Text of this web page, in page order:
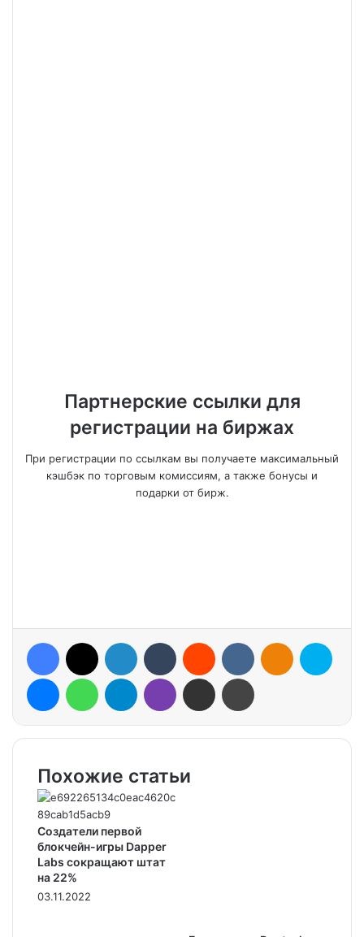
Партнерские ссылки для
регистрации на биржах
При регистрации по ссылкам вы получаете максимальный
кэшбэк по торговым комиссиям, а также бонусы и
подарки от бирж.
Похожие статьи
Создатели первой
блокчейн-игры Dapper
Labs сокращают штат
на 22%
03.11.2022